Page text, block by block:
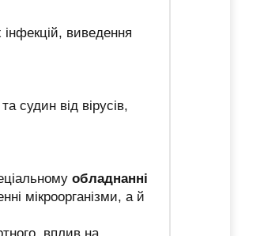
інфекцій, виведення
судин від вірусів,
обладнанні
мікроорганізми, а й